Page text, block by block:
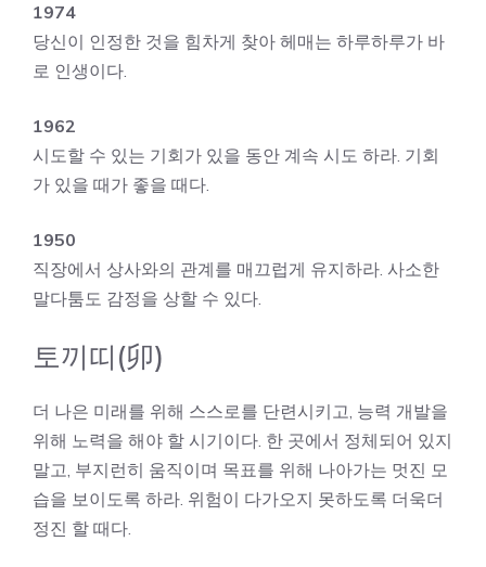
1974
당신이 인정한 것을 힘차게 찾아 헤매는 하루하루가 바
로 인생이다.
1962
시도할 수 있는 기회가 있을 동안 계속 시도 하라. 기회
가 있을 때가 좋을 때다.
1950
직장에서 상사와의 관계를 매끄럽게 유지하라. 사소한
말다툼도 감정을 상할 수 있다.
토끼띠(卯)
더 나은 미래를 위해 스스로를 단련시키고, 능력 개발을
위해 노력을 해야 할 시기이다. 한 곳에서 정체되어 있지
말고, 부지런히 움직이며 목표를 위해 나아가는 멋진 모
습을 보이도록 하라. 위험이 다가오지 못하도록 더욱더
정진 할 때다.